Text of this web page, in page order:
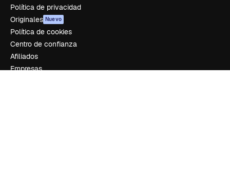
Política de privacidad
Originales Nuevo
Política de cookies
Centro de confianza
Afiliados
Empresas